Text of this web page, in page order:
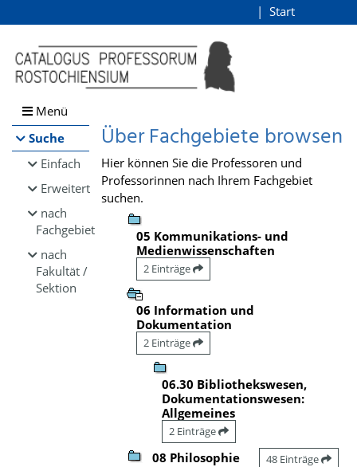
Browsen
direkt zum Inhalt
Start
Menü
Suche
Einfach
Erweitert
nach
Fachgebiet
nach
Fakultät /
Sektion
Über Fachgebiete browsen
Hier können Sie die Professoren und
Professorinnen nach Ihrem Fachgebiet
suchen.
05 Kommunikations- und
Medienwissenschaften
2 Einträge
06 Information und
Dokumentation
2 Einträge
06.30 Bibliothekswesen,
Dokumentationswesen:
Allgemeines
2 Einträge
08 Philosophie 48 Einträge